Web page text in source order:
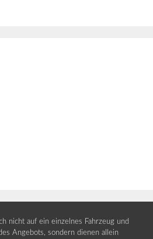
nicht auf ein einzelnes Fahrzeug und
Angebots, sondern dienen allein